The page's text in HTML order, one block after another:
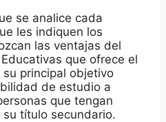
se analice cada
les indiquen los
las ventajas del
que ofrece el
principal objetivo
de estudio a
que tengan
título secundario.